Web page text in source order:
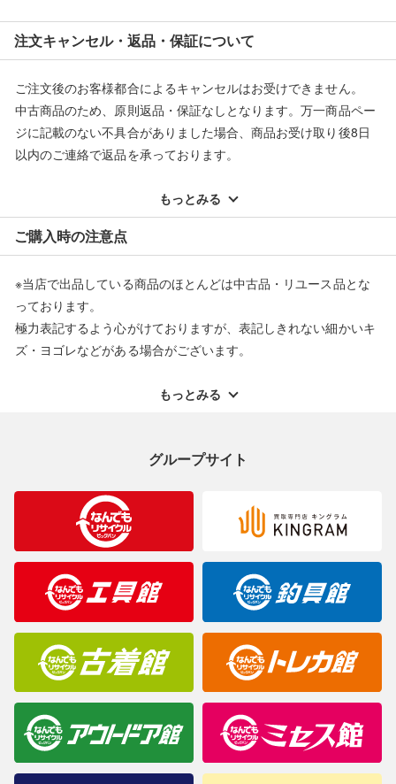
注文キャンセル・返品・保証について
ご注文後のお客様都合によるキャンセルはお受けできません。
中古商品のため、原則返品・保証なしとなります。万一商品ペー
ジに記載のない不具合がありました場合、商品お受け取り後8日
以内のご連絡で返品を承っております。
配送料ともに当社負担で対応いたします。
※オンラインストアで購入頂いた商品は、店頭での返品はお受け
できません。また、商品の修理及び交換に関しては承ることがで
返品・交換について
もっとみる
ご購入時の注意点
※当店で出品している商品のほとんどは中古品・リユース品とな
っております。
極力表記するよう心がけておりますが、表記しきれない細かいキ
ズ・ヨゴレなどがある場合がございます。
ご理解くださいますようお願い申し上げます。
合がございますのでご了承ください。
※表記したカラー名は、当社が判断した名称を掲載しています。
製造元が定めたカラー名と異なることもあります。色調などご不
明なことがありましたらご購入前にお問い合わせください。
商品について
もっとみる
グループサイト